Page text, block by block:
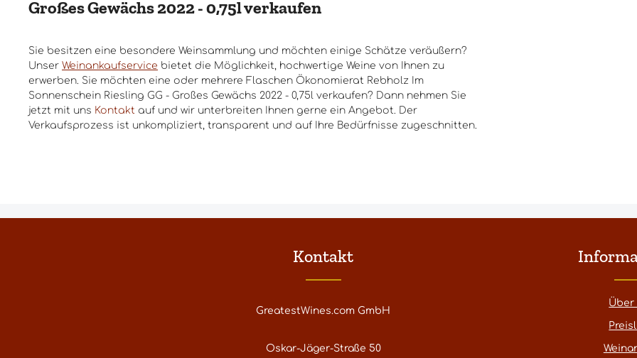
Großes Gewächs 2022 - 0,75l verkaufen
Sie besitzen eine besondere Weinsammlung und möchten einige Schätze veräußern?
Unser Weinankaufservice bietet die Möglichkeit, hochwertige Weine von Ihnen zu
erwerben. Sie möchten eine oder mehrere Flaschen Ökonomierat Rebholz Im
Sonnenschein Riesling GG - Großes Gewächs 2022 - 0,75l verkaufen? Dann nehmen Sie
jetzt mit uns Kontakt auf und wir unterbreiten Ihnen gerne ein Angebot. Der
Verkaufsprozess ist unkompliziert, transparent und auf Ihre Bedürfnisse zugeschnitten.
Kontakt
GreatestWines.com GmbH
Oskar-Jäger-Straße 50
Über